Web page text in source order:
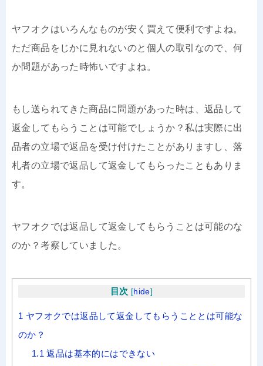
ヤフオクはいろんなものが安く買えて便利ですよね。
ただ商品をじかに見れないのと個人の取引なので、何
か問題があった時怖いですよね。
もし送られてきた商品に問題があった時は、返品して
返金してもらうことは可能でしょうか？私は実際に出
品者の立場で返品を受け付けたことがありますし、落
札者の立場で返品して返金してもらったこともありま
す。
ヤフオクでは返品して返金してもらうことは可能のな
のか？考察していました。
目次 [hide]
1 ヤフオクでは返品して返金してもらうこととは可能な
のか？
1.1 返品は基本的にはできない